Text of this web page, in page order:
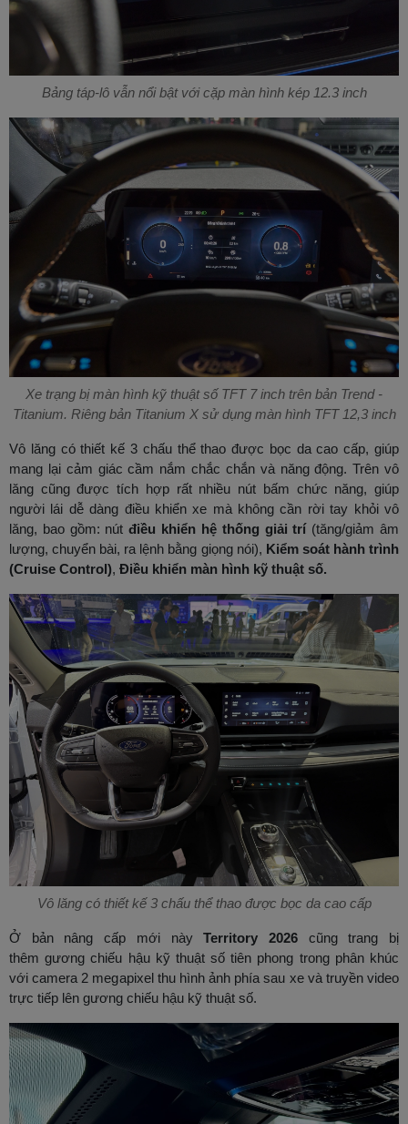
Bảng táp-lô vẫn nổi bật với cặp màn hình kép 12.3 inch
Xe trạng bị màn hình kỹ thuật số TFT 7 inch trên bản Trend -
Titanium. Riêng bản Titanium X sử dụng màn hình TFT 12,3 inch
Vô lăng có thiết kế 3 chấu thể thao được bọc da cao cấp, giúp
mang lại cảm giác cầm nắm chắc chắn và năng động. Trên vô
lăng cũng được tích hợp rất nhiều nút bấm chức năng, giúp
người lái dễ dàng điều khiển xe mà không cần rời tay khỏi vô
lăng, bao gồm: nútđiều khiển hệ thống giải trí(tăng/giảm âm
lượng, chuyển bài, ra lệnh bằng giọng nói), Kiểm soát hành trình
(Cruise Control), Điều khiển màn hình kỹ thuật số.
Vô lăng có thiết kế 3 chấu thể thao được bọc da cao cấp
Ở bản nâng cấp mới nàyTerritory 2026cũng trang bị
thêm gương chiếu hậu kỹ thuật số tiên phong trong phân khúc​
với camera 2 megapixel thu hình ảnh phía sau xe và truyền video
trực tiếp lên gương chiếu hậu kỹ thuật số.